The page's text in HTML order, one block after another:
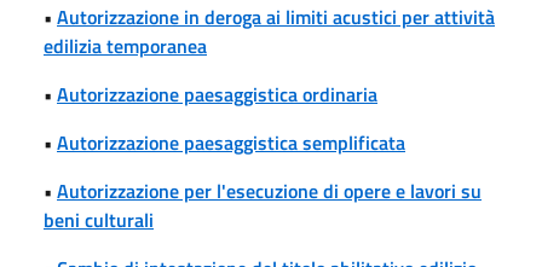
• Autorizzazione in deroga ai limiti acustici per attività
edilizia temporanea
• Autorizzazione paesaggistica ordinaria
• Autorizzazione paesaggistica semplificata
• Autorizzazione per l'esecuzione di opere e lavori su
beni culturali